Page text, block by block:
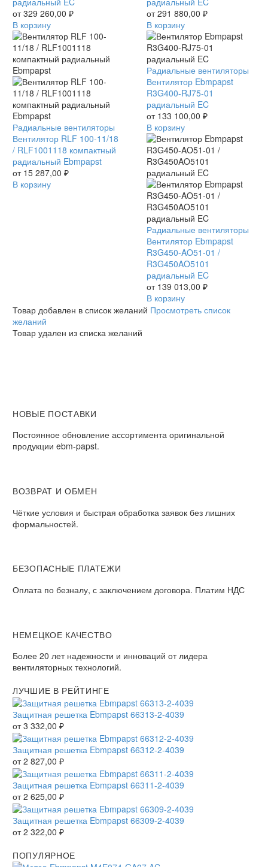
/
R3G630AB1013
радиальный
EC
от329 260,00 ₽
В корзину
/
R3G560AG1113
радиальный
EC
от291 880,00 ₽
В корзину
Вентилятор
RLF
100-
11/18
/
RLF1001118
Радиальные вентиляторы
Вентилятор RLF 100-11/18
/ RLF1001118 компактный
радиальный Ebmpapst
от 15 287,00 ₽
В корзину
Вентилятор
Ebmpapst
R3G400-
RJ75-
01
радиальный
EC
Радиальные вентиляторы
Вентилятор Ebmpapst
R3G400-RJ75-01
радиальный EC
от 133 100,00 ₽
В корзину
Вентилятор
Ebmpapst
R3G450-
AO51-
01
/
R3G450AO5101
радиальный
Радиальные вентиляторы
Вентилятор Ebmpapst
R3G450-AO51-01 /
R3G450AO5101
радиальный EC
от 139 013,00 ₽
В корзину
Товар добавлен в список желаний Просмотреть список
желаний
Товар удален из списка желаний
НОВЫЕ ПОСТАВКИ
Постоянное обновление ассортимента оригинальной
продукции ebm-papst.
ВОЗВРАТ И ОБМЕН
Чёткие условия и быстрая обработка заявок без лишних
формальностей.
БЕЗОПАСНЫЕ ПЛАТЕЖИ
Оплата по безналу, с заключением договора. Платим НДС
НЕМЕЦКОЕ КАЧЕСТВО
Более 20 лет надежности и инноваций от лидера
вентиляторных технологий.
ЛУЧШИЕ В РЕЙТИНГЕ
Защитная решетка Ebmpapst 66313-2-4039
от3 332,00 ₽
Защитная решетка Ebmpapst 66312-2-4039
от2 827,00 ₽
Защитная решетка Ebmpapst 66311-2-4039
от2 625,00 ₽
Защитная решетка Ebmpapst 66309-2-4039
от2 322,00 ₽
ПОПУЛЯРНОЕ